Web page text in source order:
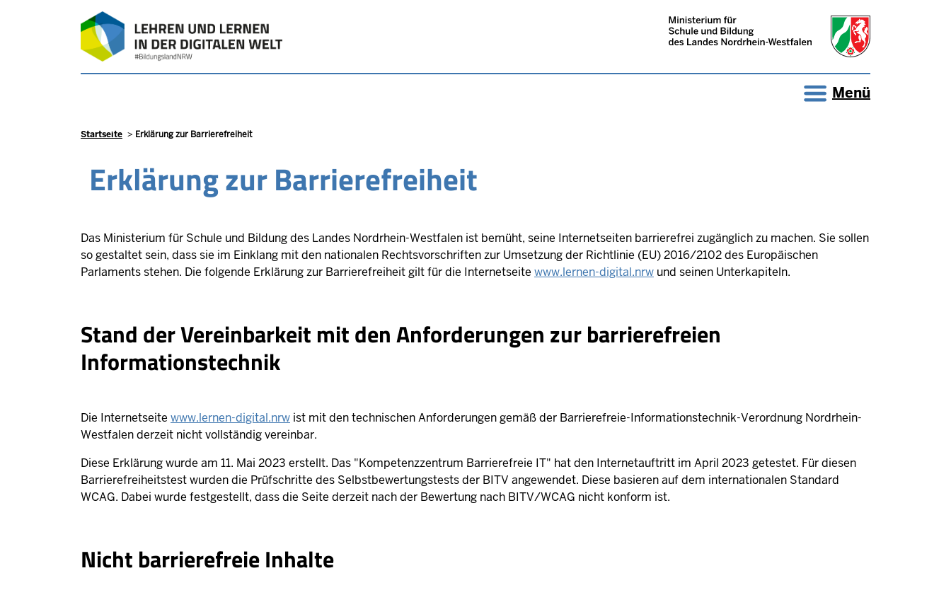
Direkt zum Inhalt
Menü
Pfadnavigation
Startseite Erklärung zur Barrierefreiheit
Erklärung zur Barrierefreiheit
Das Ministerium für Schule und Bildung des Landes Nordrhein-Westfalen ist bemüht, seine Internetseiten barrierefrei zugänglich zu machen. Sie sollen
so gestaltet sein, dass sie im Einklang mit den nationalen Rechtsvorschriften zur Umsetzung der Richtlinie (EU) 2016/2102 des Europäischen
Parlaments stehen. Die folgende Erklärung zur Barrierefreiheit gilt für die Internetseite www.lernen-digital.nrw und seinen Unterkapiteln.
Stand der Vereinbarkeit mit den Anforderungen zur barrierefreien
Informationstechnik
Die Internetseite www.lernen-digital.nrw ist mit den technischen Anforderungen gemäß der Barrierefreie-Informationstechnik-Verordnung Nordrhein-
Westfalen derzeit nicht vollständig vereinbar.
Diese Erklärung wurde am 11. Mai 2023 erstellt. Das "Kompetenzzentrum Barrierefreie IT" hat den Internetauftritt im April 2023 getestet. Für diesen
Barrierefreiheitstest wurden die Prüfschritte des Selbstbewertungstests der BITV angewendet. Diese basieren auf dem internationalen Standard
WCAG. Dabei wurde festgestellt, dass die Seite derzeit nach der Bewertung nach BITV/WCAG nicht konform ist.
Nicht barrierefreie Inhalte